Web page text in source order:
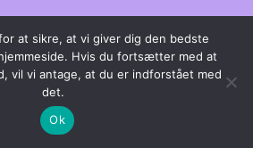
at sikre, at vi giver dig den bedste
Hvis du fortsætter med at
vil vi antage, at du er indforstået med
det.
Ok